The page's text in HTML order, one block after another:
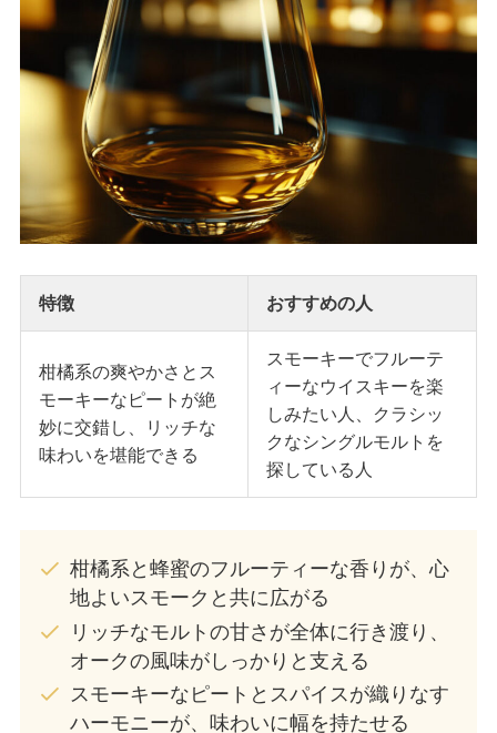
特徴 おすすめの人
柑橘系の爽やかさとス
モーキーなピートが絶
妙に交錯し、リッチな
味わいを堪能できる
スモーキーでフルーテ
ィーなウイスキーを楽
しみたい人、クラシッ
クなシングルモルトを
探している人
柑橘系と蜂蜜のフルーティーな香りが、心
地よいスモークと共に広がる
リッチなモルトの甘さが全体に行き渡り、
オークの風味がしっかりと支える
スモーキーなピートとスパイスが織りなす
ハーモニーが、味わいに幅を持たせる